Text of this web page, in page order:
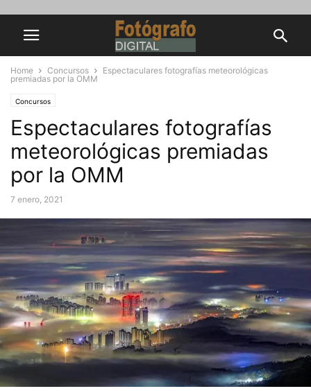
Home Concursos
Espectaculares fotografías meteorológicas
premiadas por la OMM
Concursos
Espectaculares fotografías
meteorológicas premiadas
por la OMM
7 enero, 2021